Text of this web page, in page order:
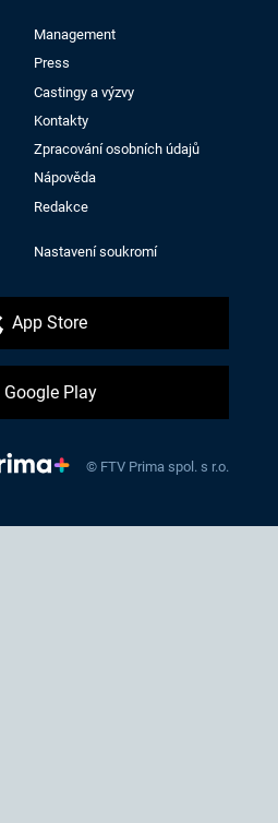
Management
Press
Castingy a výzvy
Kontakty
Zpracování osobních údajů
Nápověda
Redakce
Nastavení soukromí
App Store
Google Play
© FTV Prima spol. s r.o.